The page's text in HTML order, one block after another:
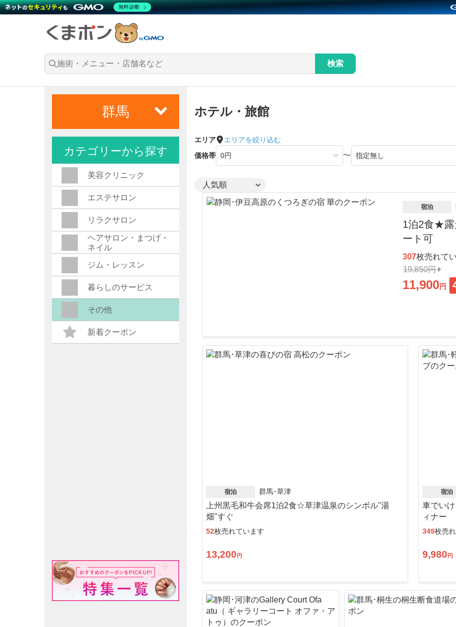
検索
ホテル・旅館
エリア
エリアを絞り込む
価格帯
〜
宿泊
1泊2食★露
ート可
307枚売れて
19,850円
11,900円
宿泊 群馬･草津
上州黒毛和牛会席1泊2食☆草津温泉のシンボル"湯
畑"すぐ
52枚売れています
13,200 円
宿泊
車でい
ィナー
349枚売
9,980 円
群馬
カテゴリーから探す
美容クリニック
エステサロン
リラクサロン
ヘアサロン・まつげ・
ネイル
ジム・レッスン
暮らしのサービス
その他
新着クーポン
無料診断